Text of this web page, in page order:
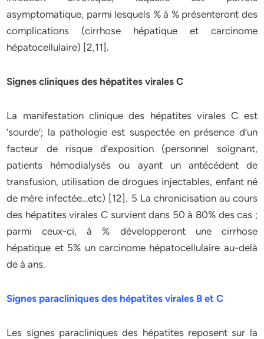
asymptomatique, parmi lesquels % à % présenteront des
complications (cirrhose hépatique et carcinome
hépatocellulaire) [2,11].
Signes cliniques des hépatites virales C
La manifestation clinique des hépatites virales C est
‘sourde’; la pathologie est suspectée en présence d’un
facteur de risque d’exposition (personnel soignant,
patients hémodialysés ou ayant un antécédent de
transfusion, utilisation de drogues injectables, enfant né
de mère infectée…etc) [12]. 5 La chronicisation au cours
des hépatites virales C survient dans 50 à 80% des cas ;
parmi ceux-ci, à % développeront une cirrhose
hépatique et 5% un carcinome hépatocellulaire au-delà
de à ans.
Signes paracliniques des hépatites virales B et C
Les signes paracliniques des hépatites reposent sur la